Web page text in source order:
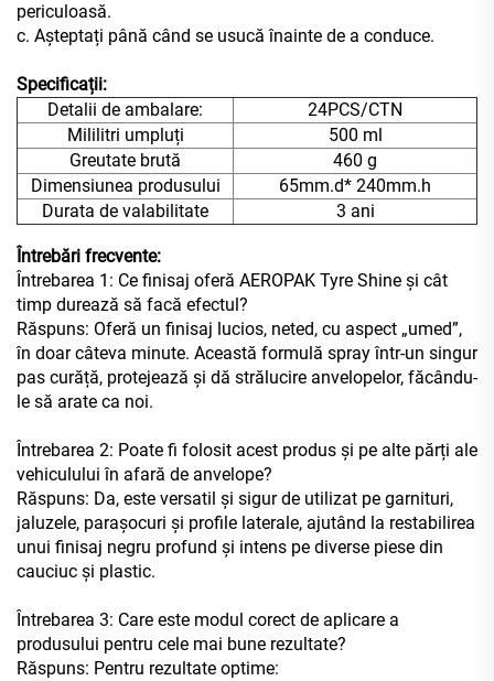
periculoasă.
c. Așteptați până când se usucă înainte de a conduce.
Specificații:
Detalii de ambalare:
24PCS/CTN
Mililitri umpluți
500 ml
Greutate brută
460 g
Dimensiunea produsului
65mm.d* 240mm.h
Durata de valabilitate
3 ani
Întrebări frecvente:
Întrebarea 1: Ce finisaj oferă AEROPAK Tyre Shine și cât
timp durează să facă efectul?
Răspuns: Oferă un finisaj lucios, neted, cu aspect „umed”,
în doar câteva minute. Această formulă spray într-un singur
pas curăță, protejează și dă strălucire anvelopelor, făcându-
le să arate ca noi.
Întrebarea 2: Poate fi folosit acest produs și pe alte părți ale
vehiculului în afară de anvelope?
Răspuns: Da, este versatil și sigur de utilizat pe garnituri,
jaluzele, parașocuri și profile laterale, ajutând la restabilirea
unui finisaj negru profund și intens pe diverse piese din
cauciuc și plastic.
Întrebarea 3: Care este modul corect de aplicare a
produsului pentru cele mai bune rezultate?
Răspuns: Pentru rezultate optime: